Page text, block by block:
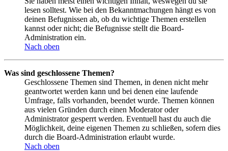
lesen solltest. Wie bei den Bekanntmachungen hängt es von
deinen Befugnissen ab, ob du wichtige Themen erstellen
kannst oder nicht; die Befugnisse stellt die Board-
Administration ein.
Nach oben
Was sind geschlossene Themen?
Geschlossene Themen sind Themen, in denen nicht mehr
geantwortet werden kann und bei denen eine laufende
Umfrage, falls vorhanden, beendet wurde. Themen können
aus vielen Gründen durch einen Moderator oder
Administrator gesperrt werden. Eventuell hast du auch die
Möglichkeit, deine eigenen Themen zu schließen, sofern dies
durch die Board-Administration erlaubt wurde.
Nach oben